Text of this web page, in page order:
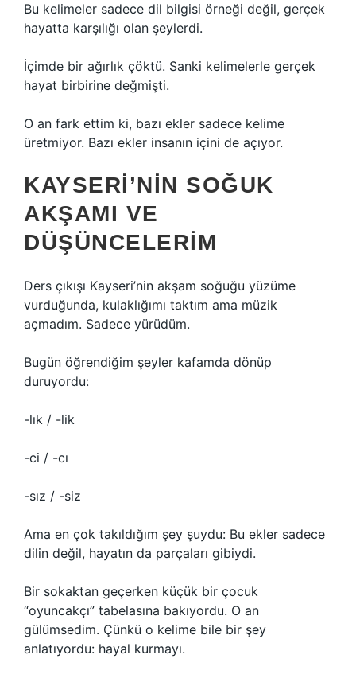
Bu kelimeler sadece dil bilgisi örneği değil, gerçek
hayatta karşılığı olan şeylerdi.
İçimde bir ağırlık çöktü. Sanki kelimelerle gerçek
hayat birbirine değmişti.
O an fark ettim ki, bazı ekler sadece kelime
üretmiyor. Bazı ekler insanın içini de açıyor.
KAYSERI’NIN SOĞUK
AKŞAMI VE
DÜŞÜNCELERIM
Ders çıkışı Kayseri’nin akşam soğuğu yüzüme
vurduğunda, kulaklığımı taktım ama müzik
açmadım. Sadece yürüdüm.
Bugün öğrendiğim şeyler kafamda dönüp
duruyordu:
-lık / -lik
-ci / -cı
-sız / -siz
Ama en çok takıldığım şey şuydu: Bu ekler sadece
dilin değil, hayatın da parçaları gibiydi.
Bir sokaktan geçerken küçük bir çocuk
“oyuncakçı” tabelasına bakıyordu. O an
gülümsedim. Çünkü o kelime bile bir şey
anlatıyordu: hayal kurmayı.